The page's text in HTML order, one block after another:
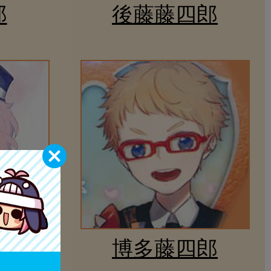
後藤藤四郎
博多藤四郎